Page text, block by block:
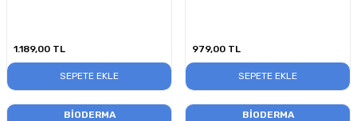
1.189,00 TL
SEPETE EKLE
979,00 TL
SEPETE EKLE
BIODERMA BIODERMA